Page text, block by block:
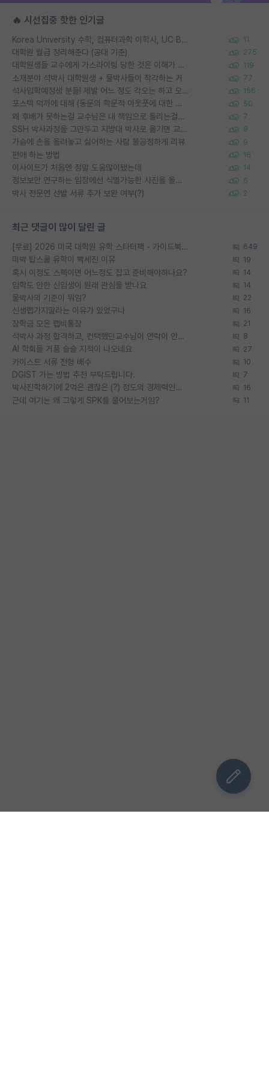
🔥 시선집중 핫한 인기글
Korea University 수학, 컴퓨터과학 이학사, UC Berkeley 산업공학 대학원 공학박사가 되는 것은 쉽지 않겠죠? 11
대학원 월급 정리해준다 (공대 기준) 275
대학원생들 교수에게 가스라이팅 당한 것은 이해가 갑니다. 안타깝네요. 119
소재분야 석박사 대학원생 + 물박사들이 착각하는 거 77
석사입학예정생 분들! 제발 어느 정도 각오는 하고 오세요. 156
포스텍 억까에 대해 (동문의 학문적 아웃풋에 대한 반박) 50
왜 후배가 못하는걸 교수님은 내 책임으로 돌리는걸까요? 7
SSH 박사과정을 그만두고 지방대 박사로 옮기면 교수의 꿈은 끝일까요? 9
가슴에 손을 올려놓고 싫어하는 사람 불공정하게 리뷰 9
편애 하는 방법 16
이사이트가 처음엔 정말 도움많이됐는데 14
정보보안 연구하는 입장에선 식별가능한 사진을 올리는건 비추이긴함 6
박사 전문연 선발 서류 추가 보완 여부(?) 2
최근 댓글이 많이 달린 글
[무료] 2026 미국 대학원 유학 스타터팩 - 가이드북 & 합격자 컨택메일 템플릿 649
미박 탑스쿨 유학이 빡세진 이유 19
혹시 이정도 스펙이면 어느정도 잡고 준비해야하나요? 14
입학도 안한 신입생이 원래 관심을 받나요 14
물박사의 기준이 뭐임? 22
신생랩가지말라는 이유가 있었구나 16
장학금 모은 랩비통장 21
석박사 과정 합격하고, 컨택했던교수님이 연락이 안됩니다... 8
AI 학회들 거품 슬슬 지적이 나오네요 27
카이스트 서류 전형 배수 10
DGIST 가는 방법 추천 부탁드립니다. 7
박사진학하기에 2억은 괜찮은 (?) 정도의 경제력인가요 16
근데 여기는 왜 그렇게 SPK를 물어보는거임? 11